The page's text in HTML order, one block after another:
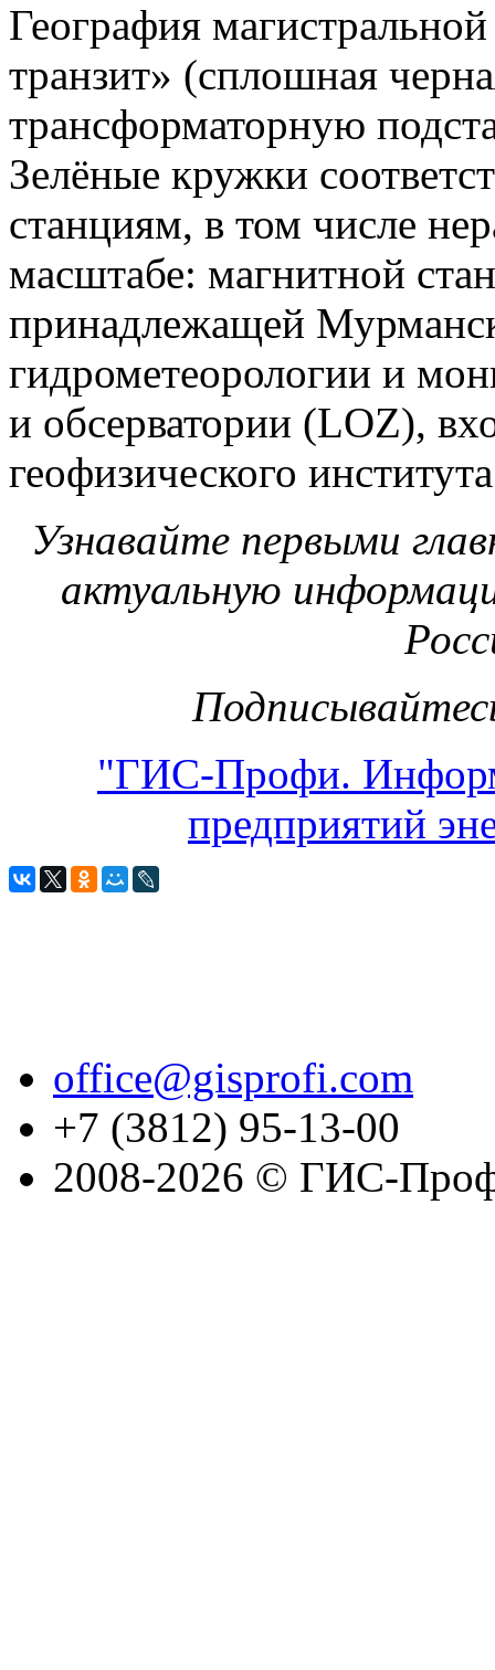
География
транзит» (сплошная
трансформаторную
Зелёные кружки
станциям, в том числе
масштабе: магнитной
принадлежащей
гидрометеорологии и
и обсерватории (LOZ),
геофизического института
Узнавайте первыми
актуальную
"ГИС-Профи.
предприятий
office@gisprofi.com
+7 (3812) 95-13-00
2008-2026 © ГИС-